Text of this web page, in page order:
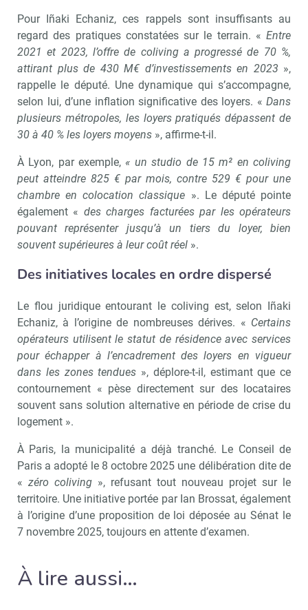
Pour Iñaki Echaniz, ces rappels sont insuffisants au
regard des pratiques constatées sur le terrain. « Entre
2021 et 2023, l’offre de coliving a progressé de 70 %,
attirant plus de 430 M€ d’investissements en 2023 »,
rappelle le député. Une dynamique qui s’accompagne,
selon lui, d’une inflation significative des loyers. « Dans
plusieurs métropoles, les loyers pratiqués dépassent de
30 à 40 % les loyers moyens », affirme-t-il.
À Lyon, par exemple, « un studio de 15 m² en coliving
peut atteindre 825 € par mois, contre 529 € pour une
chambre en colocation classique ». Le député pointe
également « des charges facturées par les opérateurs
pouvant représenter jusqu’à un tiers du loyer, bien
souvent supérieures à leur coût réel ».
Des initiatives locales en ordre dispersé
Le flou juridique entourant le coliving est, selon Iñaki
Echaniz, à l’origine de nombreuses dérives. « Certains
opérateurs utilisent le statut de résidence avec services
pour échapper à l’encadrement des loyers en vigueur
dans les zones tendues », déplore-t-il, estimant que ce
contournement « pèse directement sur des locataires
souvent sans solution alternative en période de crise du
logement ».
À Paris, la municipalité a déjà tranché. Le Conseil de
Paris a adopté le 8 octobre 2025 une délibération dite de
« zéro coliving », refusant tout nouveau projet sur le
territoire. Une initiative portée par Ian Brossat, également
à l’origine d’une proposition de loi déposée au Sénat le
7 novembre 2025, toujours en attente d’examen.
À lire aussi…